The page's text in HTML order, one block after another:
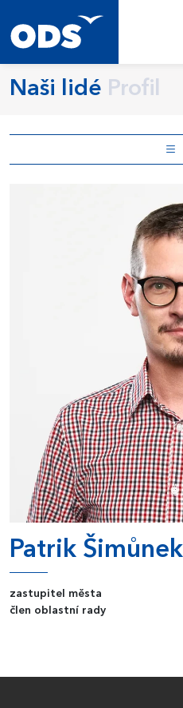
Naši lidé Profil
Patrik
zastupitel města
člen oblastní rady